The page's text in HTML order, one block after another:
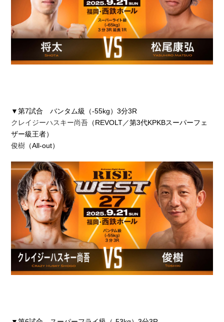
▼第7試合 バンタム級（-55kg）3分3R
クレイジーハスキー尚吾 （REVOLT／第3代KPKBスーパーフェ
ザー級王者）
俊樹 （All-out）